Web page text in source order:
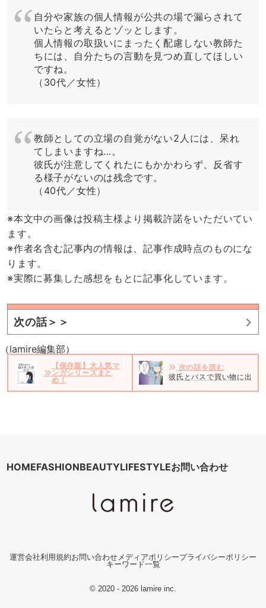
自分や家族の個人情報が公共の場で漏らされて
いたらと考えるとゾッとします。
個人情報の取扱いにまったく配慮しない教師た
ちには、自分たちの言動を見つめ直してほしい
ですね。
（30代／女性）
教師としての立場の自覚がない2人には、呆れ
てしまいますね…。
彼氏が注意してくれたにもかかわらず、反省す
る様子がないのは残念です。
（40代／女性）
※本文中の画像は投稿主様より掲載許諾をいただいてい
ます。
※作者名含む記事内の情報は、記事作成時点のものにな
ります。
※実際に募集した感想をもとに記事化しています。
次の話＞＞
（lamire編集部）
【保存版】大人気マ
ンガシリーズまと
め！
次の話を読む
彼氏とバスで買い物に出か
HOMEFASHIONBEAUTYLIFESTYLEお問い合わせ
運営会社利用規約お問い合わせ メディアポリシープライバシーポリシー
キーワード一覧
© 2020 - 2026 lamire inc.